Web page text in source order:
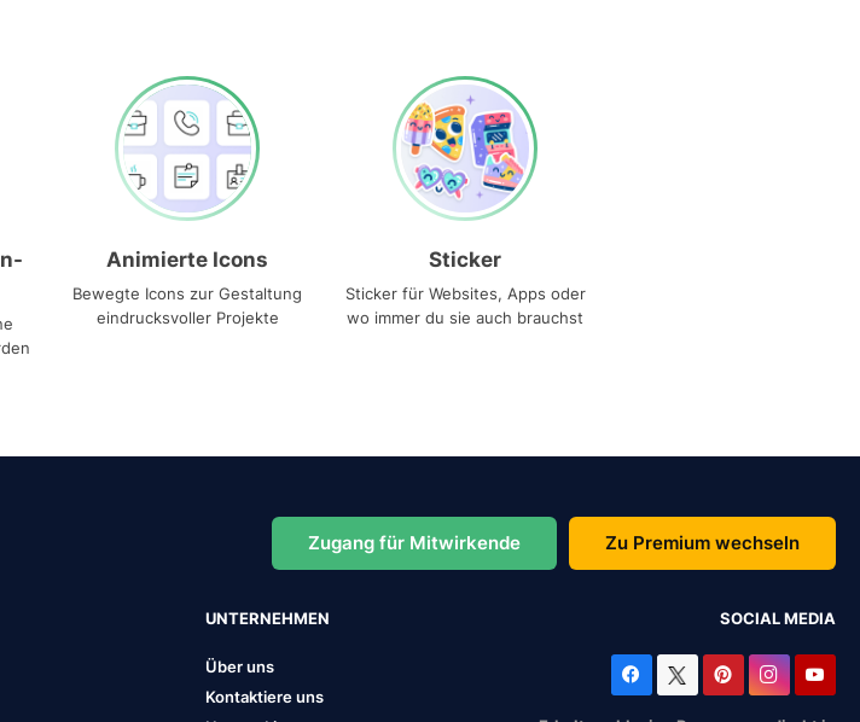
Animierte Icons
Bewegte Icons zur Gestaltung
eindrucksvoller Projekte
Sticker
Sticker für Websites, Apps oder
wo immer du sie auch brauchst
Zugang für Mitwirkende Zu Premium wechseln
UNTERNEHMEN
Über uns
Kontaktiere uns
SOCIAL MEDIA